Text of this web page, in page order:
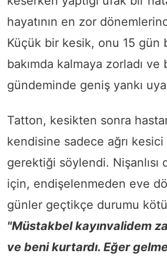
hayatının en zor
Küçük bir kesik, onu 15 gün
bakımda kalmaya zorladı
gündeminde geniş yankı
Tatton, kesikten sonra
kendisine sadece ağrı
gerektiği söylendi. Nişanlısı
için, endişelenmeden eve
günler geçtikçe durumu
"Müstakbel kayınvalidem
ve beni kurtardı. Eğer